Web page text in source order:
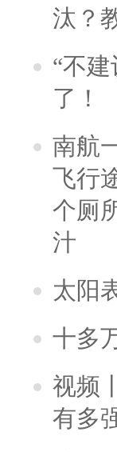
汰？
“不
了！
南航
飞行
个厕
汁
太阳
十多
视频
有多